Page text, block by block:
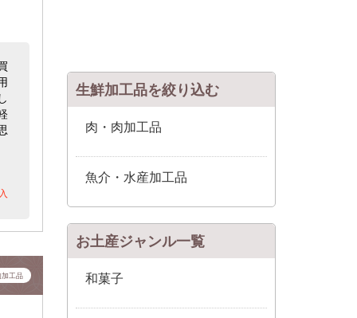
工品
生鮮加工品を絞り込む
肉・肉加工品
魚介・水産加工品
お土産ジャンル一覧
和菓子